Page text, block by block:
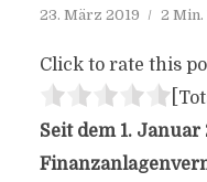
23. März 2019 2 Min.
Click to rate this
Seit dem 1. Januar